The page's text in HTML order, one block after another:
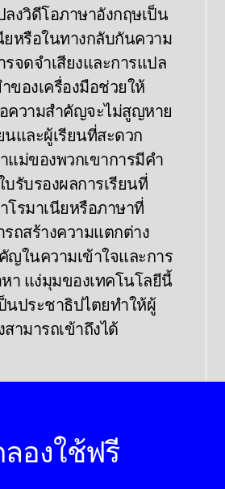
ลงวิดีโอภาษาอังกฤษเป็น
ยหรือในทางกลับกันความ
รจดจําเสียงและการแปล
ของเครื่องมือช่วยให้
ความสําคัญจะไม่สูญหาย
นและผู้เรียนที่สะดวก
แม่ของพวกเขาการมีคํา
รับรองผลการเรียนที่
โรมาเนียหรือภาษาที่
รถสร้างความแตกต่าง
ญในความเข้าใจและการ
หา แง่มุมของเทคโนโลยีนี้
นประชาธิปไตยทําให้ผู้
ามารถเข้าถึงได้
องใช้ฟรี